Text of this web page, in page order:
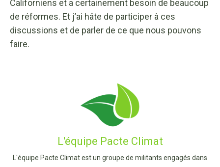
Californiens et a certainement besoin de beaucoup
de réformes. Et j’ai hâte de participer à ces
discussions et de parler de ce que nous pouvons
faire.
L'équipe Pacte Climat
L'équipe Pacte Climat est un groupe de militants engagés dans